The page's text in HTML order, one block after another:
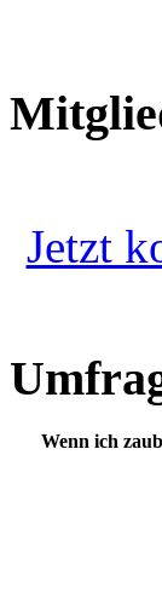
Jetzt
Wenn ich